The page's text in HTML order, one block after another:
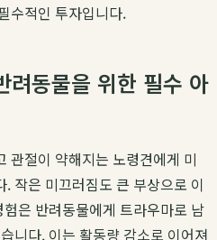
수적인 투자입니다.
려동물을 위한 필수 아
관절이 약해지는 노령견에게 미
작은 미끄러짐도 큰 부상으로 이
은 반려동물에게 트라우마로 남
니다. 이는 활동량 감소로 이어져